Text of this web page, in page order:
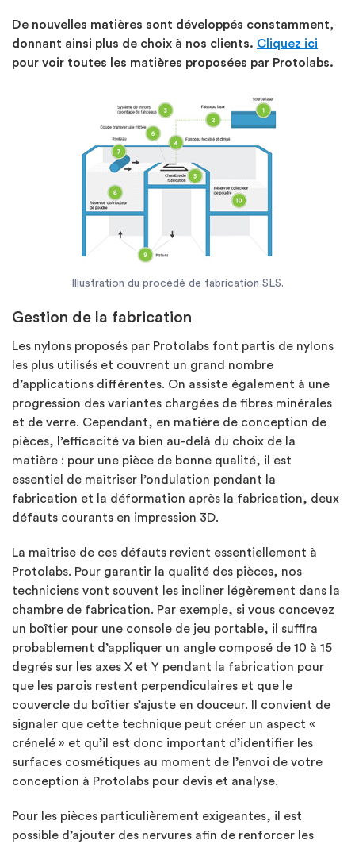
De nouvelles matières sont développés constamment,
donnant ainsi plus de choix à nos clients. Cliquez ici
pour voir toutes les matières proposées par Protolabs.
Illustration du procédé de fabrication SLS.
Gestion de la fabrication
Les nylons proposés par Protolabs font partis de nylons
les plus utilisés et couvrent un grand nombre
d’applications différentes. On assiste également à une
progression des variantes chargées de fibres minérales
et de verre. Cependant, en matière de conception de
pièces, l’efficacité va bien au-delà du choix de la
matière : pour une pièce de bonne qualité, il est
essentiel de maîtriser l’ondulation pendant la
fabrication et la déformation après la fabrication, deux
défauts courants en impression 3D.
La maîtrise de ces défauts revient essentiellement à
Protolabs. Pour garantir la qualité des pièces, nos
techniciens vont souvent les incliner légèrement dans la
chambre de fabrication. Par exemple, si vous concevez
un boîtier pour une console de jeu portable, il suffira
probablement d’appliquer un angle composé de 10 à 15
degrés sur les axes X et Y pendant la fabrication pour
que les parois restent perpendiculaires et que le
couvercle du boîtier s’ajuste en douceur. Il convient de
signaler que cette technique peut créer un aspect «
crénelé » et qu’il est donc important d’identifier les
surfaces cosmétiques au moment de l’envoi de votre
conception à Protolabs pour devis et analyse.
Pour les pièces particulièrement exigeantes, il est
possible d’ajouter des nervures afin de renforcer les